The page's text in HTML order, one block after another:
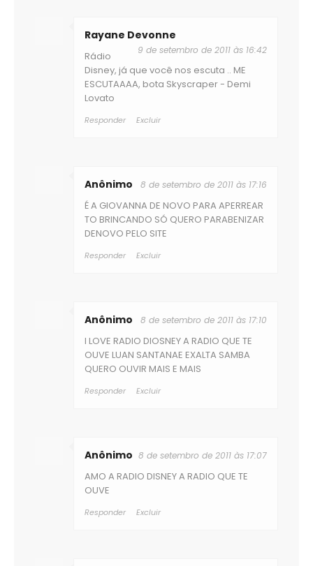
Anônimo 8 de setembro de 2011 às 17:07
AMO A RADIO DISNEY A RADIO QUE TE
OUVE
Responder Excluir
Anônimo 8 de setembro de 2011 às 17:10
I LOVE RADIO DIOSNEY A RADIO QUE TE
OUVE LUAN SANTANAE EXALTA SAMBA
QUERO OUVIR MAIS E MAIS
Responder Excluir
Anônimo 8 de setembro de 2011 às 17:16
É A GIOVANNA DE NOVO PARA APERREAR
TO BRINCANDO SÓ QUERO PARABENIZAR
DENOVO PELO SITE
Responder Excluir
Rayane Devonne
9 de setembro de 2011 às 16:42
Rádio
Disney, já que você nos escuta .. ME
ESCUTAAAA, bota Skyscraper - Demi
Lovato
Responder Excluir